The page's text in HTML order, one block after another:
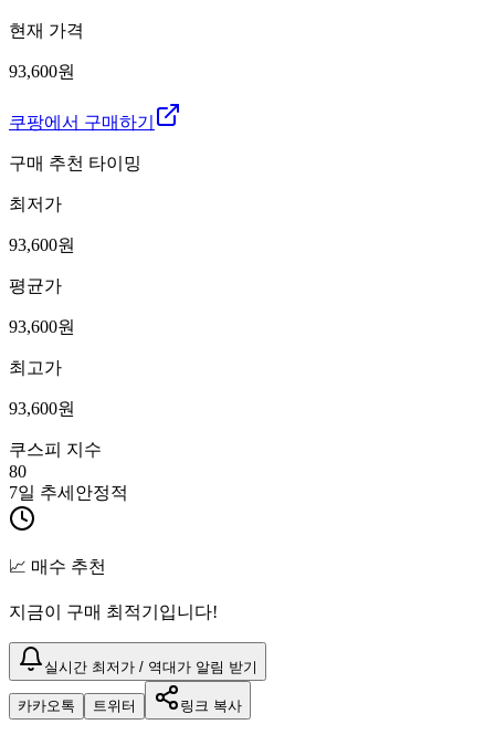
현재 가격
93,600원
쿠팡에서 구매하기
구매 추천 타이밍
최저가
93,600원
평균가
93,600원
최고가
93,600원
쿠스피 지수
80
7일 추세 안정적
📈 매수 추천
지금이 구매 최적기입니다!
실시간 최저가 / 역대가 알림 받기
카카오톡 트위터 링크 복사